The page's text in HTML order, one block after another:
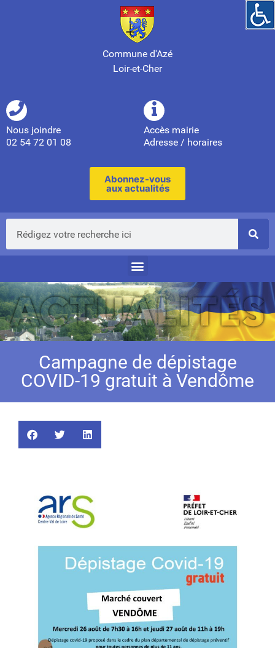
Commune d'Azé
Loir-et-Cher
Nous joindre
02 54 72 01 08
Accès mairie
Adresse / horaires
Abonnez-vous
aux actualités
Campagne de dépistage
COVID-19 gratuit à Vendôme